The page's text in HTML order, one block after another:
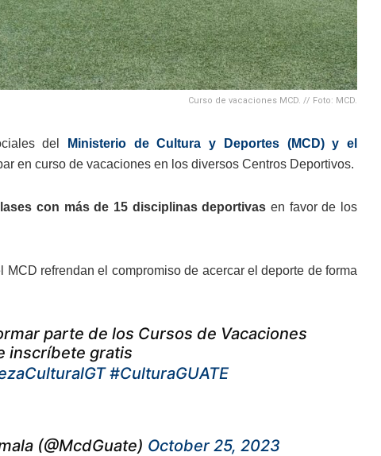
Curso de vacaciones MCD. // Foto: MCD.
del
Ministerio de Cultura y Deportes (MCD) y el
en curso de vacaciones en los diversos Centros Deportivos.
con más de 15 disciplinas deportivas en favor de los
refrendan el compromiso de acercar el deporte de forma
parte de los Cursos de Vacaciones
inscríbete gratis
#CulturaGUATE
(@McdGuate) October 25, 2023